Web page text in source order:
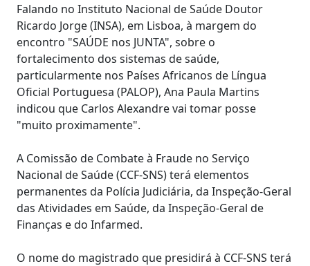
Falando no Instituto Nacional de Saúde Doutor
Ricardo Jorge (INSA), em Lisboa, à margem do
encontro "SAÚDE nos JUNTA", sobre o
fortalecimento dos sistemas de saúde,
particularmente nos Países Africanos de Língua
Oficial Portuguesa (PALOP), Ana Paula Martins
indicou que Carlos Alexandre vai tomar posse
"muito proximamente".
A Comissão de Combate à Fraude no Serviço
Nacional de Saúde (CCF-SNS) terá elementos
permanentes da Polícia Judiciária, da Inspeção-Geral
das Atividades em Saúde, da Inspeção-Geral de
Finanças e do Infarmed.
O nome do magistrado que presidirá à CCF-SNS terá